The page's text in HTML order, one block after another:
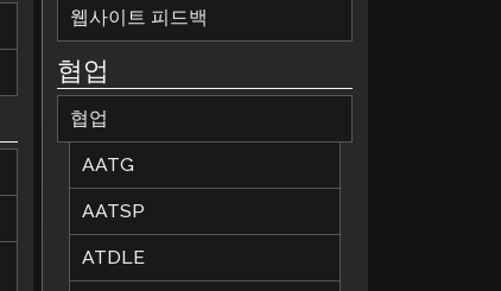
웹사이트 피드백
협업
협업
AATG
AATSP
ATDLE